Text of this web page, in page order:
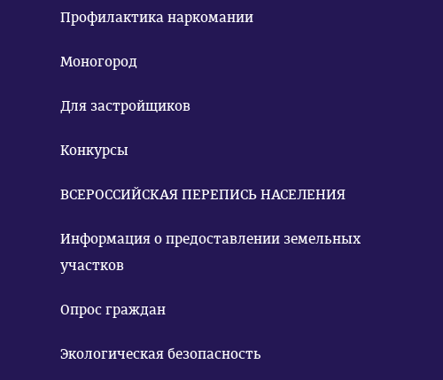
Профилактика наркомании
Моногород
Для застройщиков
Конкурсы
ВСЕРОССИЙСКАЯ ПЕРЕПИСЬ НАСЕЛЕНИЯ
Информация о предоставлении земельных
участков
Опрос граждан
Экологическая безопасность